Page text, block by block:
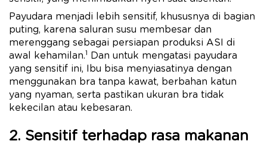
Payudara menjadi lebih sensitif, khususnya di bagian
puting, karena saluran susu membesar dan
merenggang sebagai persiapan produksi ASI di
awal kehamilan.1
Dan untuk mengatasi payudara
yang sensitif ini, Ibu bisa menyiasatinya dengan
menggunakan bra tanpa kawat, berbahan katun
yang nyaman, serta pastikan ukuran bra tidak
kekecilan atau kebesaran.
2. Sensitif terhadap rasa makanan